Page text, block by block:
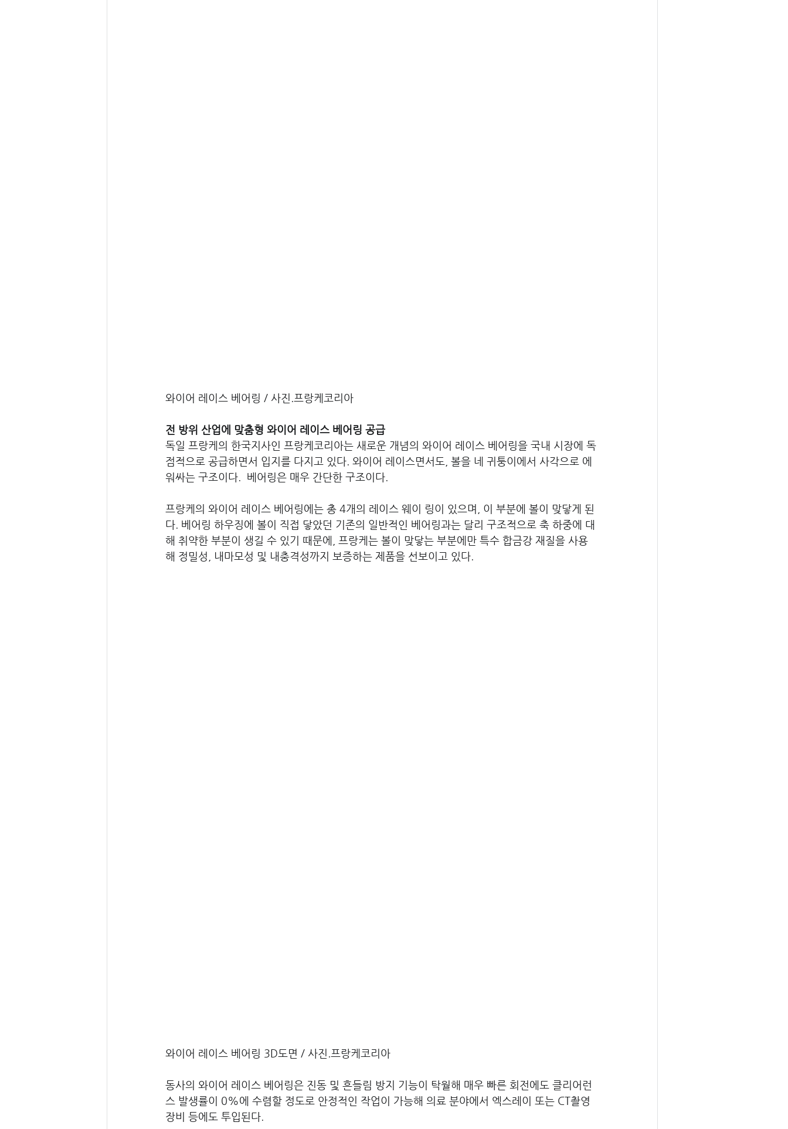
와이어 레이스 베어링 / 사진.프랑케코리아
전 방위 산업에 맞춤형 와이어 레이스 베어링 공급
독일 프랑케의 한국지사인 프랑케코리아는 새로운 개념의 와이어 레이스 베어링을 국내 시장에 독
점적으로 공급하면서 입지를 다지고 있다. 와이어 레이스면서도, 볼을 네 귀퉁이에서 사각으로 에
워싸는 구조이다.  베어링은 매우 간단한 구조이다.
프랑케의 와이어 레이스 베어링에는 총 4개의 레이스 웨이 링이 있으며, 이 부분에 볼이 맞닿게 된
다. 베어링 하우징에 볼이 직접 닿았던 기존의 일반적인 베어링과는 달리 구조적으로 축 하중에 대
해 취약한 부분이 생길 수 있기 때문에, 프랑케는 볼이 맞닿는 부분에만 특수 합금강 재질을 사용
해 정밀성, 내마모성 및 내충격성까지 보증하는 제품을 선보이고 있다.
와이어 레이스 베어링 3D도면 / 사진.프랑케코리아
동사의 와이어 레이스 베어링은 진동 및 흔들림 방지 기능이 탁월해 매우 빠른 회전에도 클리어런
스 발생률이 0%에 수렴할 정도로 안정적인 작업이 가능해 의료 분야에서 엑스레이 또는 CT촬영
장비 등에도 투입된다.